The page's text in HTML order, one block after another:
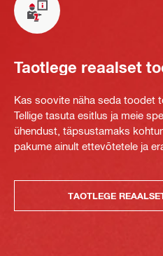
Taotlege reaalset
Kas soovite näha seda toodet
Tellige tasuta esitlus ja meie
ühendust, täpsustamaks
pakume ainult ettevõtetele ja
TAOTLEGE